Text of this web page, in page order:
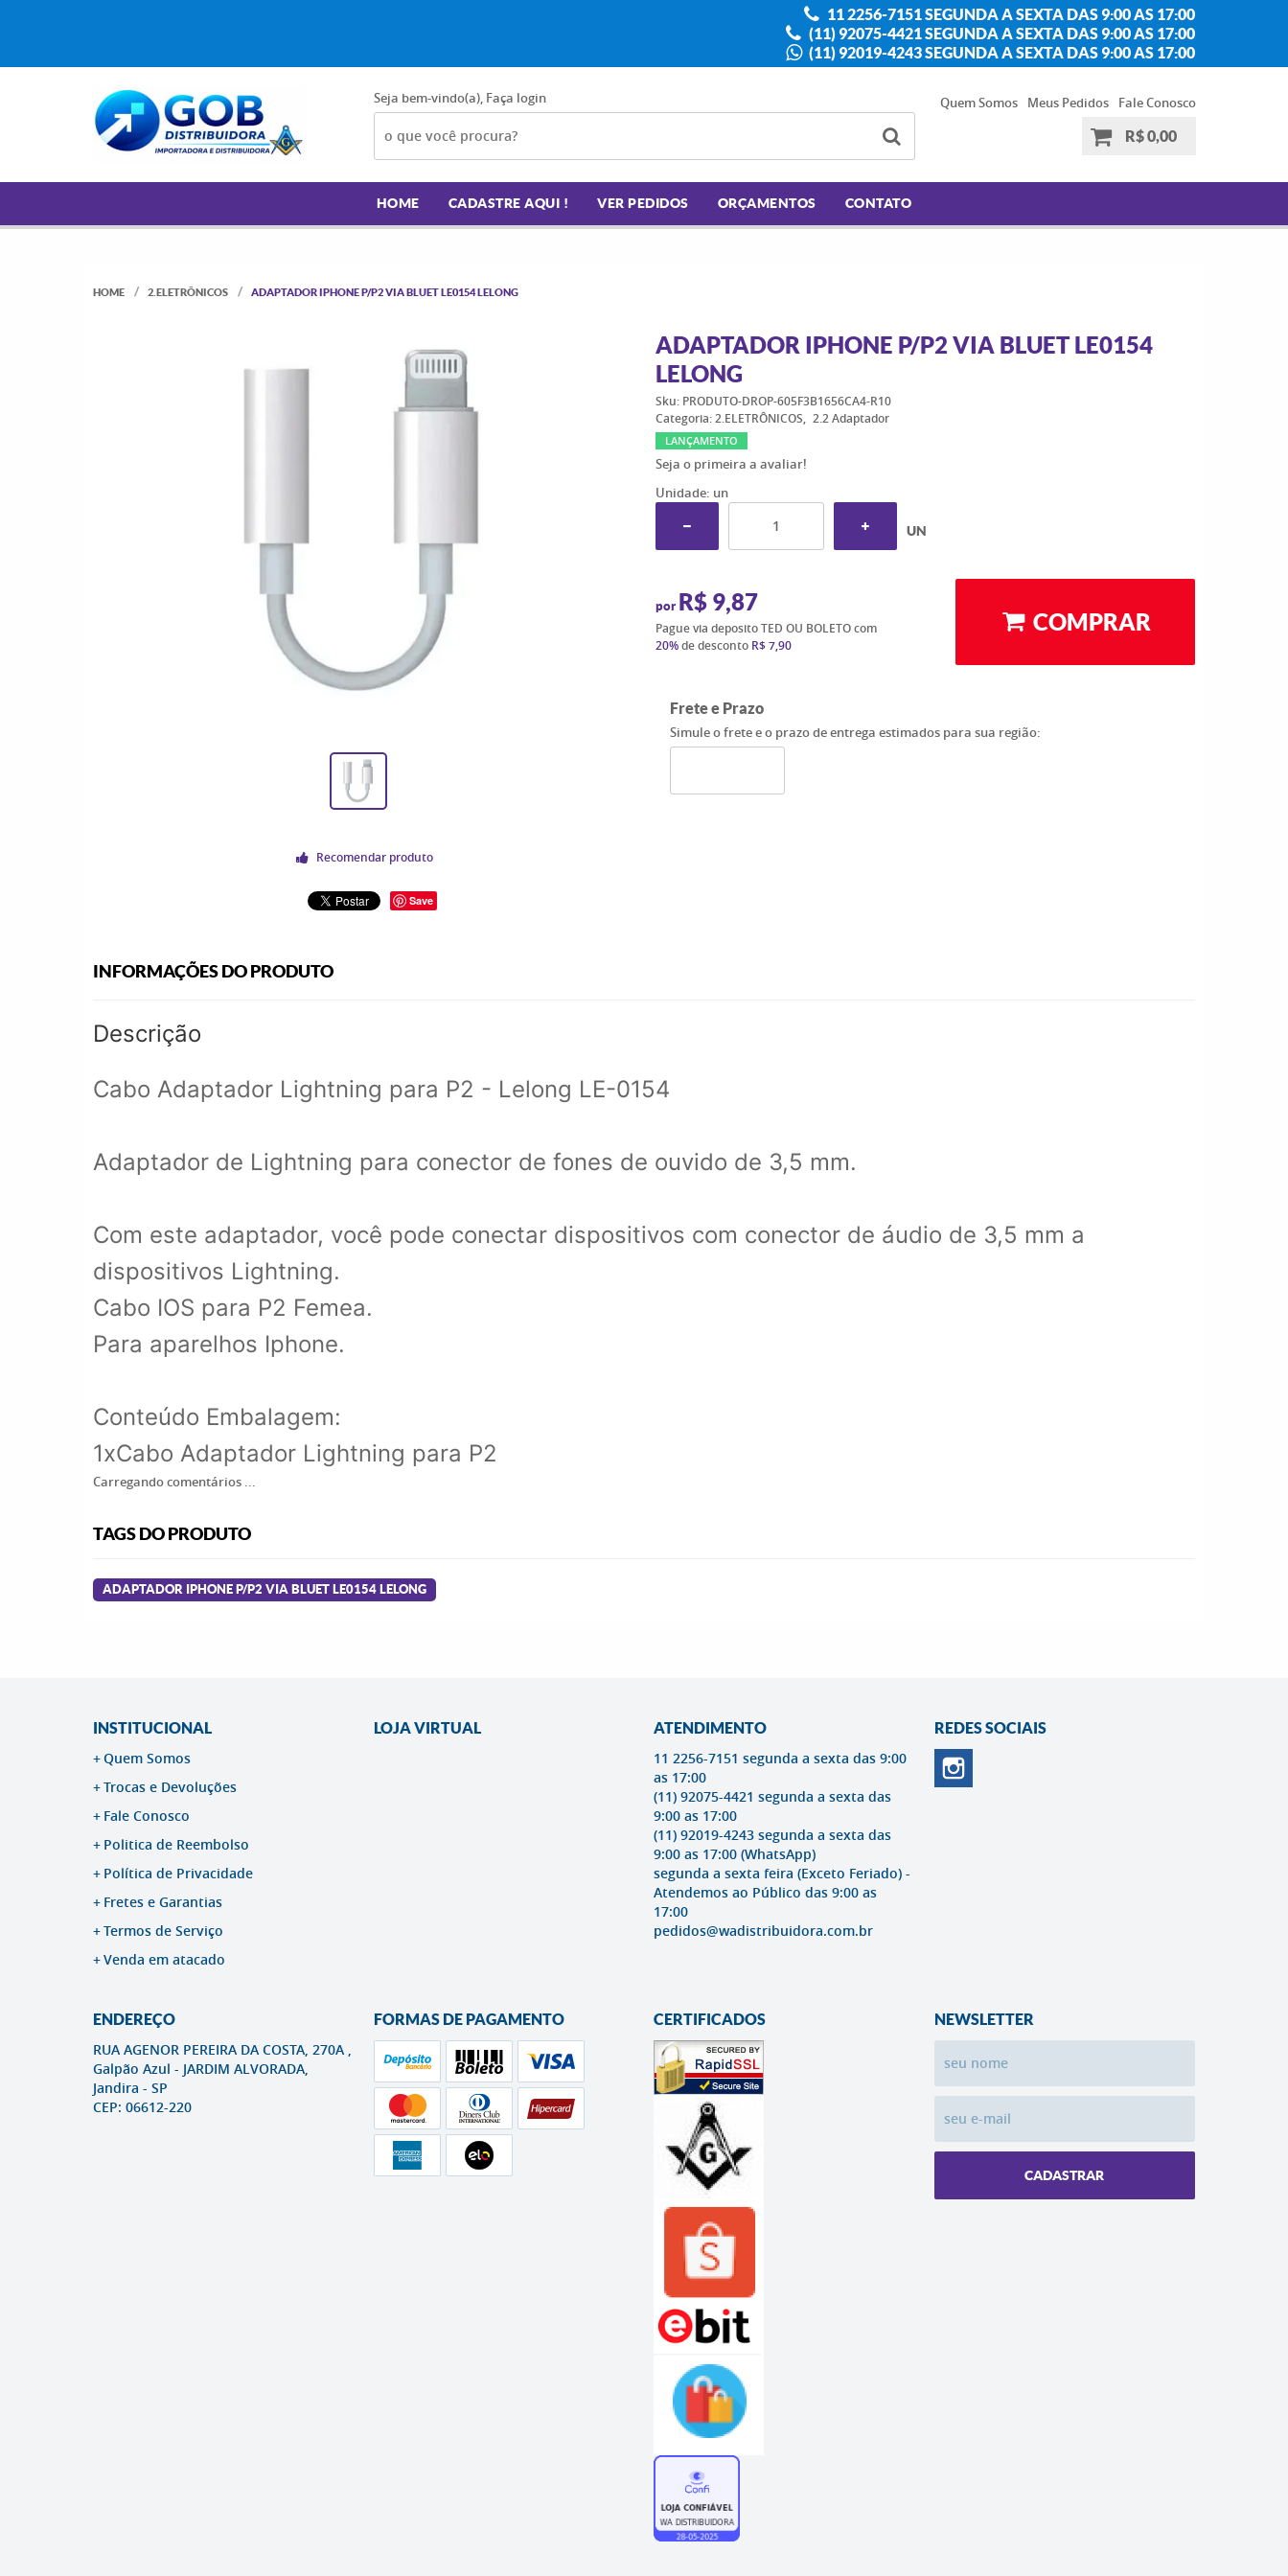
11 2256-7151 SEGUNDA A SEXTA DAS 9:00 AS 17:00
(11) 92075-4421 SEGUNDA A SEXTA DAS 9:00 AS 17:00
(11) 92019-4243 SEGUNDA A SEXTA DAS 9:00 AS 17:00
Seja bem-vindo(a), Faça login Quem Somos Meus Pedidos
Fale Conosco
R$ 0,00
HOME CADASTRE AQUI ! VER PEDIDOS ORÇAMENTOS CONTATO
HOME 2.ELETRÔNICOS ADAPTADOR IPHONE P/P2 VIA BLUET LE0154 LELONG
Recomendar produto
Save
ADAPTADOR IPHONE P/P2 VIA BLUET LE0154
LELONG
Sku: PRODUTO-DROP-605F3B1656CA4-R10
Categoria: 2.ELETRÔNICOS 2.2 Adaptador
LANÇAMENTO
Seja o primeira a avaliar!
Unidade: un
UN
por R$ 9,87
Pague via deposito TED OU BOLETO com
20%de desconto R$ 7,90
COMPRAR
Frete e Prazo
Simule o frete e o prazo de entrega estimados para sua região:
INFORMAÇÕES DO PRODUTO
Descrição
Cabo Adaptador Lightning para P2 - Lelong LE-0154
Adaptador de Lightning para conector de fones de ouvido de 3,5 mm.
Com este adaptador, você pode conectar dispositivos com conector de áudio de 3,5 mm a
dispositivos Lightning.
Cabo IOS para P2 Femea.
Para aparelhos Iphone.
Conteúdo Embalagem:
1xCabo Adaptador Lightning para P2
Carregando comentários ...
TAGS DO PRODUTO
ADAPTADOR IPHONE P/P2 VIA BLUET LE0154 LELONG
INSTITUCIONAL
Quem Somos
Trocas e Devoluções
Fale Conosco
Politica de Reembolso
Política de Privacidade
Fretes e Garantias
Termos de Serviço
Venda em atacado
LOJA VIRTUAL ATENDIMENTO
11 2256-7151 segunda a sexta das 9:00
as 17:00
(11) 92075-4421 segunda a sexta das
9:00 as 17:00
(11) 92019-4243 segunda a sexta das
9:00 as 17:00 (WhatsApp)
segunda a sexta feira (Exceto Feriado) -
Atendemos ao Público das 9:00 as
17:00
pedidos@wadistribuidora.com.br
REDES SOCIAIS
ENDEREÇO
RUA AGENOR PEREIRA DA COSTA, 270A ,
Galpão Azul - JARDIM ALVORADA,
Jandira - SP
CEP: 06612-220
FORMAS DE PAGAMENTO CERTIFICADOS NEWSLETTER
CADASTRAR